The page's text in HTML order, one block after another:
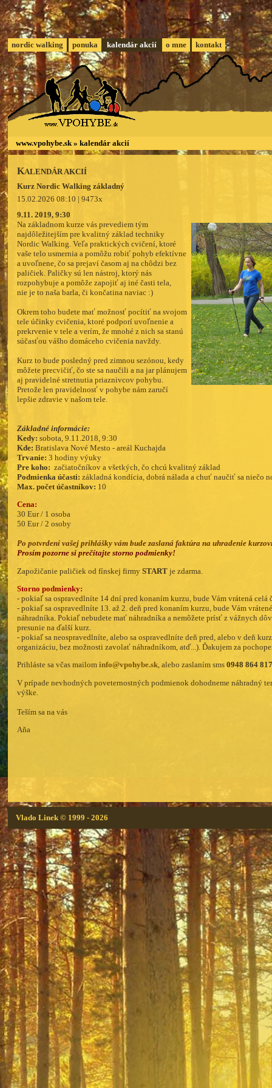
nordic walking ponuka kalendár akcií o mne kontakt
www.vpohybe.sk» kalendár akcií
KALENDÁR AKCIÍ
Kurz Nordic Walking základný
15.02.2026 08:10 | 9473x
9.11. 2019, 9:30
Na základnom kurze vás prevediem tým
najdôležitejším pre kvalitný základ techniky
Nordic Walking. Veľa praktických cvičení, ktoré
vaše telo usmernia a pomôžu robiť pohyb efektívne
a uvoľnene, čo sa prejaví časom aj na chôdzi bez
paličiek. Paličky sú len nástroj, ktorý nás
rozpohybuje a pomôže zapojiť aj iné časti tela,
nie je to naša barla, či končatina naviac :)
Okrem toho budete mať možnosť pocítiť na svojom
tele účinky cvičenia, ktoré podporí uvoľnenie a
prekrvenie v tele a verím, že mnohé z nich sa stanú
súčasťou vášho domáceho cvičenia navždy.
Kurz to bude posledný pred zimnou sezónou, kedy
môžete precvičiť, čo ste sa naučili a na jar plánujem
aj pravidelné stretnutia priaznivcov pohybu.
Pretože len pravidelnosť v pohybe nám zaručí
lepšie zdravie v našom tele.
Základné informácie:
Kedy: sobota, 9.11.2018, 9:30
Kde: Bratislava Nové Mesto - areál Kuchajda
Trvanie: 3 hodiny výuky
Pre koho: začiatočníkov a všetkých, čo chcú kvalitný základ
Podmienka účasti: základná kondícia, dobrá nálada a chuť naučiť sa niečo
Max. počet účastníkov: 10
Cena:
30 Eur / 1 osoba
50 Eur / 2 osoby
Po potvrdení vašej prihlášky vám bude zaslaná faktúra na uhradenie
Prosím pozorne si prečítajte storno podmienky!
Zapožičanie paličiek od fínskej firmy START je zdarma.
Storno podmienky:
- pokiaľ sa ospravedlníte 14 dní pred konaním kurzu, bude Vám vrátená celá
- pokiaľ sa ospravedlníte 13. až 2. deň pred konaním kurzu, bude Vám
náhradníka. Pokiaľ nebudete mať náhradníka a nemôžete prísť z vážnych
presunie na ďalší kurz.
- pokiaľ sa neospravedlníte, alebo sa ospravedlníte deň pred, alebo v deň
organizáciu, bez možnosti zavolať náhradníkom, atď...). Ďakujem za
Prihláste sa včas mailom info@vpohybe.sk, alebo zaslaním sms 0948 864 817
V prípade nevhodných poveternostných podmienok dohodneme náhradný
výške.
Teším sa na vás
Aňa
Vlado Linek © 1999 - 2026